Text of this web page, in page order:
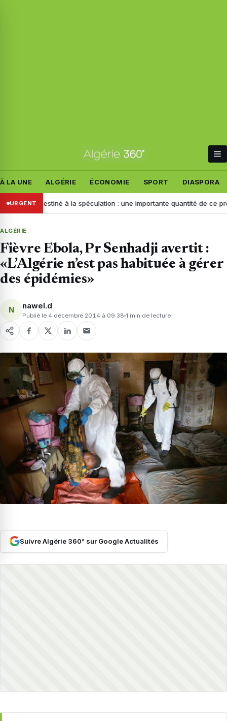
À LA UNE ALGÉRIE ÉCONOMIE SPORT DIASPORA
URGENT
Destiné à la spéculation : une importante quantité de ce produit
ALGÉRIE
Fièvre Ebola, Pr Senhadji avertit :
«L’Algérie n’est pas habituée à gérer
des épidémies»
N nawel.d
Publié le 4 décembre 2014 à 09:38 1 min de lecture
Suivre Algérie 360° sur Google Actualités